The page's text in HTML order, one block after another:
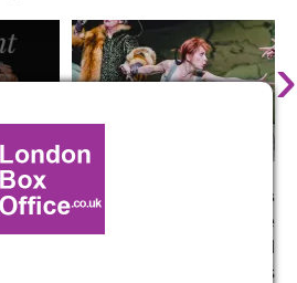
›
productie keert terug, met
Yves
Donizetti's hartverwarmende
militaire familie en op zoek is